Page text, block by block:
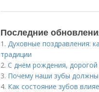
Последние
1. Духовные поздравления:
традиции
2. С днём рождения,
3. Почему наши зубы должны
4. Как состояние зубов